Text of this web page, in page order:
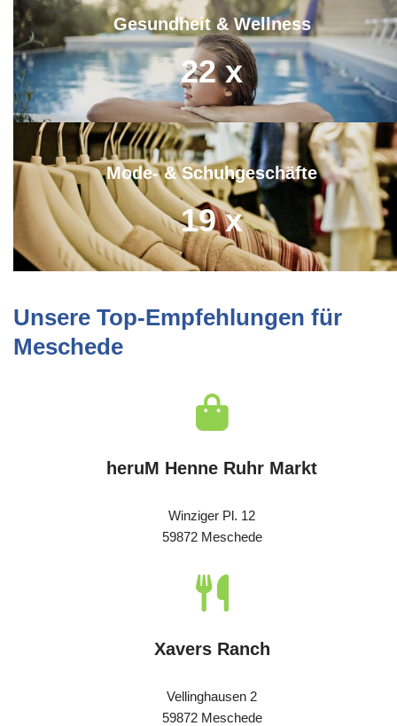
Gesundheit & Wellness
22 x
Mode- & Schuhgeschäfte
19 x
Unsere Top-Empfehlungen für
Meschede
heruM Henne Ruhr Markt
Winziger Pl. 12
59872 Meschede
Xavers Ranch
Vellinghausen 2
59872 Meschede